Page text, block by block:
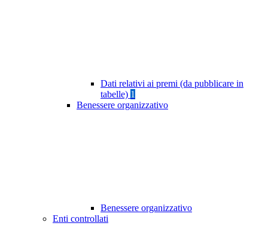
Dati relativi ai premi (da pubblicare in
tabelle) 1
Benessere organizzativo
Benessere organizzativo
Enti controllati